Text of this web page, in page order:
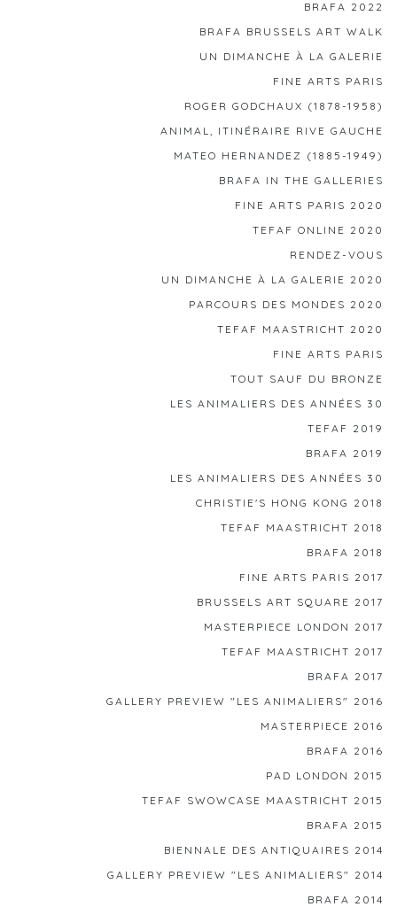
BRAFA 2022
BRAFA BRUSSELS ART WALK
UN DIMANCHE À LA GALERIE
FINE ARTS PARIS
ROGER GODCHAUX (1878-1958)
ANIMAL, ITINÉRAIRE RIVE GAUCHE
MATEO HERNANDEZ (1885-1949)
BRAFA IN THE GALLERIES
FINE ARTS PARIS 2020
TEFAF ONLINE 2020
RENDEZ-VOUS
UN DIMANCHE À LA GALERIE 2020
PARCOURS DES MONDES 2020
TEFAF MAASTRICHT 2020
FINE ARTS PARIS
TOUT SAUF DU BRONZE
LES ANIMALIERS DES ANNÉES 30
TEFAF 2019
BRAFA 2019
LES ANIMALIERS DES ANNÉES 30
CHRISTIE'S HONG KONG 2018
TEFAF MAASTRICHT 2018
BRAFA 2018
FINE ARTS PARIS 2017
BRUSSELS ART SQUARE 2017
MASTERPIECE LONDON 2017
TEFAF MAASTRICHT 2017
BRAFA 2017
GALLERY PREVIEW "LES ANIMALIERS" 2016
MASTERPIECE 2016
BRAFA 2016
PAD LONDON 2015
TEFAF SWOWCASE MAASTRICHT 2015
BRAFA 2015
BIENNALE DES ANTIQUAIRES 2014
GALLERY PREVIEW "LES ANIMALIERS" 2014
BRAFA 2014